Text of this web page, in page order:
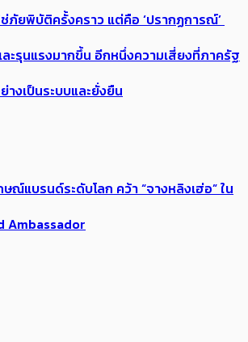
ช่ภัยพิบัติครั้งคราว แต่คือ ‘ปรากฏการณ์’
ะรุนแรงมากขึ้น อีกหนึ่งความเสี่ยงที่ภาครัฐ
งเป็นระบบและยั่งยืน
ณ์แบรนด์ระดับโลก คว้า “จางหลิงเฮ่อ” ใน
Ambassador